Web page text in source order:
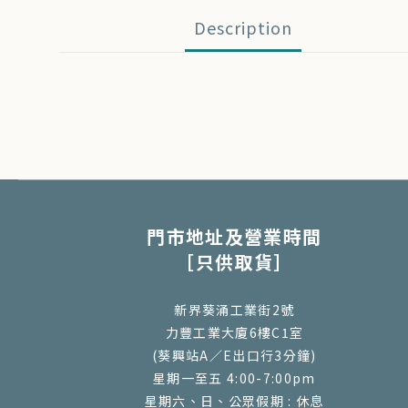
Description
門市地址及營業時間
［只供取貨］
新界葵涌工業街2號
力豐工業大廈6樓C1室
(葵興站A／E出口行3分鐘)
星期一至五 4:00-7:00pm
星期六、日、公眾假期 : 休息